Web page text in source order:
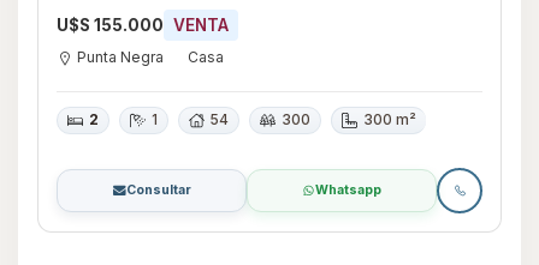
U$S 155.000 VENTA
Punta Negra Casa
2 1 54 300 300 m²
Consultar Whatsapp